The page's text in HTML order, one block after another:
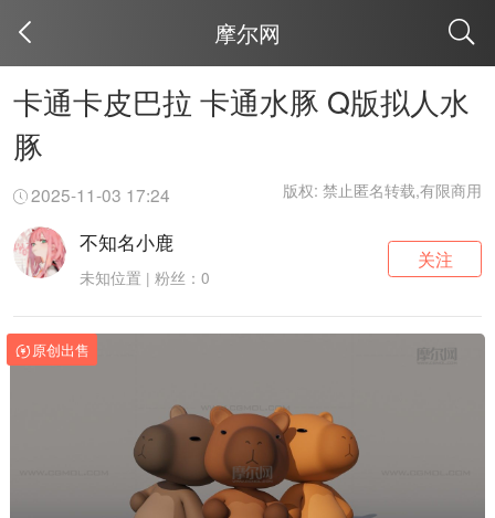
摩尔网
卡通卡皮巴拉 卡通水豚 Q版拟人水
豚
2025-11-03 17:24 版权: 禁止匿名转载,有限商用
不知名小鹿
未知位置 | 粉丝：0
关注
原创出售
取消